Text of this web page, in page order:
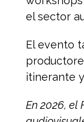
el sector
El evento
itinerante
En 2026, el